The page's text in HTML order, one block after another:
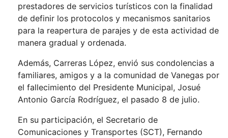
prestadores de servicios turísticos con la finalidad
de definir los protocolos y mecanismos sanitarios
para la reapertura de parajes y de esta actividad de
manera gradual y ordenada.
Además, Carreras López, envió sus condolencias a
familiares, amigos y a la comunidad de Vanegas por
el fallecimiento del Presidente Municipal, Josué
Antonio García Rodríguez, el pasado 8 de julio.
En su participación, el Secretario de
Comunicaciones y Transportes (SCT), Fernando